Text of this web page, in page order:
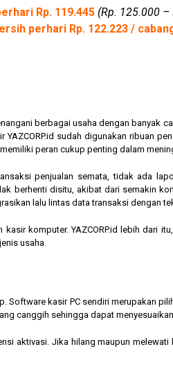
Rp. 119.445 (Rp. 125.000 –
perhari Rp. 122.223 /
berbagai usaha dengan banyak
sudah digunakan ribuan
peran cukup penting dalam
penjualan semata, tidak ada
berhenti disitu, akibat dari semakin
lalu lintas data transaksi dengan
komputer. YAZCORP.id lebih dari
usaha.
Software kasir PC sendiri merupakan
canggih sehingga dapat
aktivasi. Jika hilang maupun